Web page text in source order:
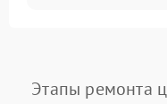
Неправильная передача
Этапы ремонта